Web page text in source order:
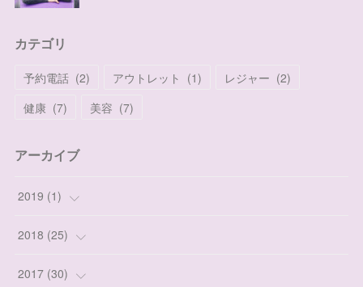
カテゴリ
予約電話 (2) アウトレット (1) レジャー (2)
健康 (7) 美容 (7)
アーカイブ
2019 (1)
(1)
2018 (25)
(3)
2017 (30)